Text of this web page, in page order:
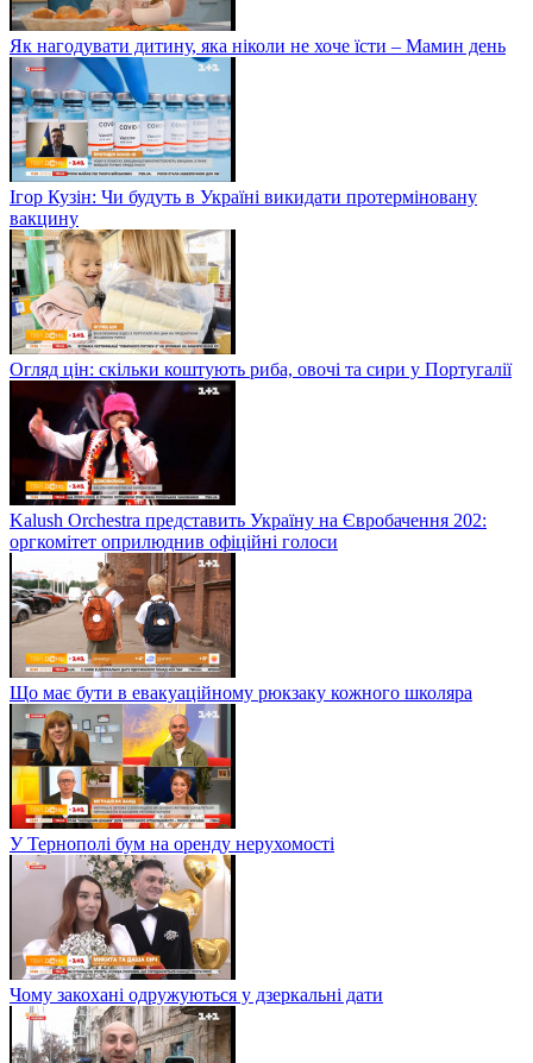
Як нагодувати дитину, яка ніколи не хоче їсти – Мамин день
Ігор Кузін: Чи будуть в Україні викидати протерміновану
вакцину
Огляд цін: скільки коштують риба, овочі та сири у Португалії
Kalush Orchestra представить Україну на Євробачення 202:
оргкомітет оприлюднив офіційні голоси
Що має бути в евакуаційному рюкзаку кожного школяра
У Тернополі бум на оренду нерухомості
Чому закохані одружуються у дзеркальні дати